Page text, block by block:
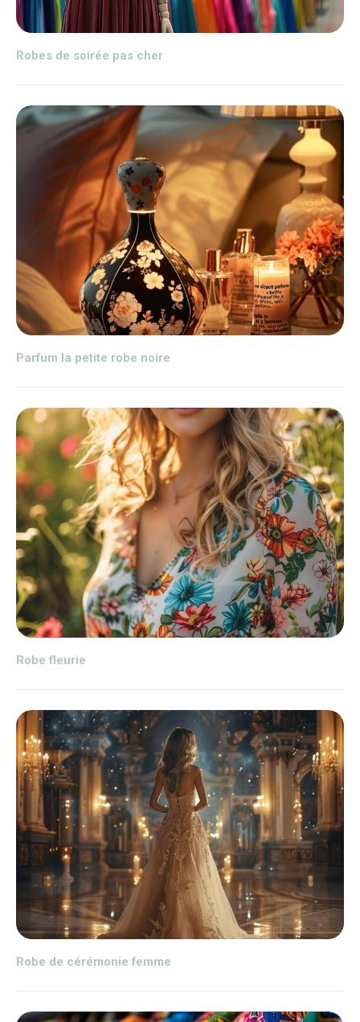
Robes de soirée pas cher
Parfum la petite robe noire
Robe fleurie
Robe de cérémonie femme